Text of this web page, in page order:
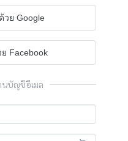
วย Google
Facebook
นบัญชีอีเมล